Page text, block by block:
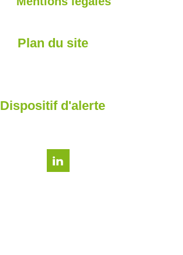
Plan du site
Dispositif d'alerte